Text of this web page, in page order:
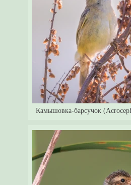
Камышовка-барсучок